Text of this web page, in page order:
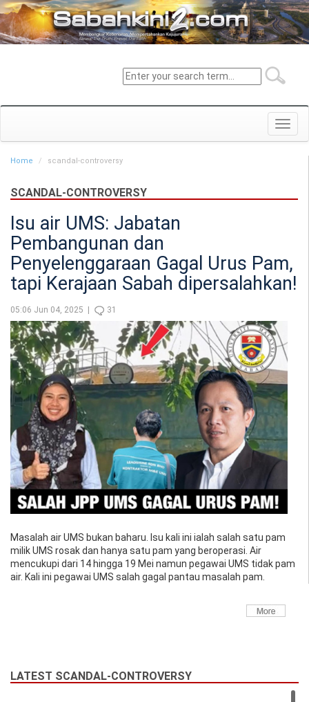
Home scandal-controversy
SCANDAL-CONTROVERSY
Isu air UMS: Jabatan
Pembangunan dan
Penyelenggaraan Gagal Urus Pam,
tapi Kerajaan Sabah dipersalahkan!
05:06 Jun 04, 2025 | 31
Masalah air UMS bukan baharu. Isu kali ini ialah salah satu pam
milik UMS rosak dan hanya satu pam yang beroperasi. Air
mencukupi dari 14 hingga 19 Mei namun pegawai UMS tidak pam
air. Kali ini pegawai UMS salah gagal pantau masalah pam.
LATEST SCANDAL-CONTROVERSY